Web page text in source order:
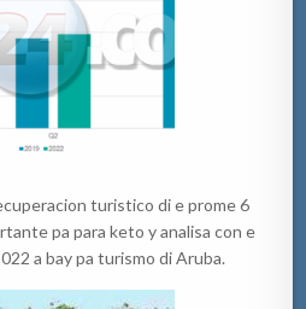
turistico di e prome 6
pa para keto y analisa con e
a bay pa turismo di Aruba.